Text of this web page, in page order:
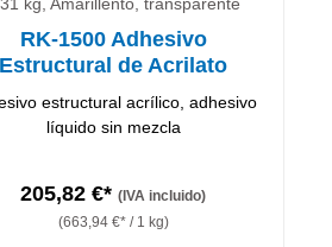
RK-1500 Adhesivo
Estructural de Acrilato
estructural acrílico, adhesivo
líquido sin mezcla
205,82 €*(IVA incluido)
(663,94 €* / 1 kg)